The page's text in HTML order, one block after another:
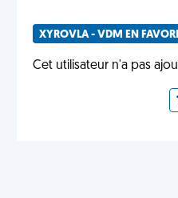
XYROVLA - VDM EN
Cet utilisateur n'a pas
1